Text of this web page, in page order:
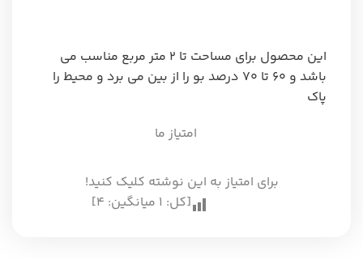
این محصول برای مساحت تا ۲ متر مربع مناسب می
باشد و ۶۰ تا ۷۰ درصد بو را از بین می برد و محیط را
پاک
امتیاز ما
برای امتیاز به این نوشته کلیک کنید!
[کل: 1 میانگین: 4
]